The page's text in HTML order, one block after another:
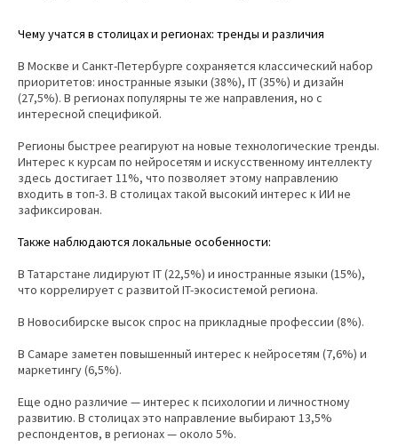
Чему учатся в столицах и регионах: тренды и различия
В Москве и Санкт-Петербурге сохраняется классический набор
приоритетов: иностранные языки (38%), IT (35%) и дизайн
(27,5%). В регионах популярны те же направления, но с
интересной спецификой.
Регионы быстрее реагируют на новые технологические тренды.
Интерес к курсам по нейросетям и искусственному интеллекту
здесь достигает 11%, что позволяет этому направлению
входить в топ-3. В столицах такой высокий интерес к ИИ не
зафиксирован.
Также наблюдаются локальные особенности:
В Татарстане лидируют IT (22,5%) и иностранные языки (15%),
что коррелирует с развитой IT-экосистемой региона.
В Новосибирске высок спрос на прикладные профессии (8%).
В Самаре заметен повышенный интерес к нейросетям (7,6%) и
маркетингу (6,5%).
Еще одно различие — интерес к психологии и личностному
развитию. В столицах это направление выбирают 13,5%
респондентов, в регионах — около 5%.